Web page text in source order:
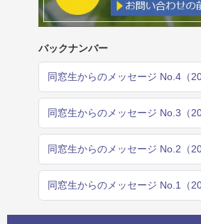
バックナンバー
同窓生からのメッセージ No.4（
同窓生からのメッセージ No.3（
同窓生からのメッセージ No.2（
同窓生からのメッセージ No.1（